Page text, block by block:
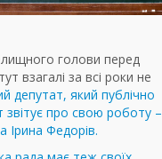
голови перед
взагалі за всі роки не
депутат, який публічно
звітує про свою роботу
Ірина Федорів.